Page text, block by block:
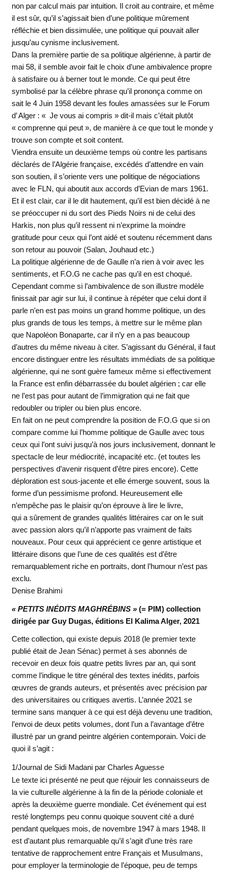
non par calcul mais par intuition. Il croit au contraire, et même
il est sûr, qu’il s’agissait bien d’une politique mûrement
réfléchie et bien dissimulée, une politique qui pouvait aller
jusqu’au cynisme inclusivement.
Dans la première partie de sa politique algérienne, à partir de
mai 58, il semble avoir fait le choix d’une ambivalence propre
à satisfaire ou à berner tout le monde. Ce qui peut être
symbolisé par la célèbre phrase qu’il prononça comme on
sait le 4 Juin 1958 devant les foules amassées sur le Forum
d’ Alger : « Je vous ai compris » dit-il mais c’était plutôt
« comprenne qui peut », de manière à ce que tout le monde y
trouve son compte et soit content.
Viendra ensuite un deuxième temps où contre les partisans
déclarés de l’Algérie française, excédés d’attendre en vain
son soutien, il s’oriente vers une politique de négociations
avec le FLN, qui aboutit aux accords d’Evian de mars 1961.
Et il est clair, car il le dit hautement, qu’il est bien décidé à ne
se préoccuper ni du sort des Pieds Noirs ni de celui des
Harkis, non plus qu’il ressent ni n’exprime la moindre
gratitude pour ceux qui l’ont aidé et soutenu récemment dans
son retour au pouvoir (Salan, Jouhaud etc.)
La politique algérienne de de Gaulle n’a rien à voir avec les
sentiments, et F.O.G ne cache pas qu’il en est choqué.
Cependant comme si l’ambivalence de son illustre modèle
finissait par agir sur lui, il continue à répéter que celui dont il
parle n’en est pas moins un grand homme politique, un des
plus grands de tous les temps, à mettre sur le même plan
que Napoléon Bonaparte, car il n’y en a pas beaucoup
d’autres du même niveau à citer. S’agissant du Général, il faut
encore distinguer entre les résultats immédiats de sa politique
algérienne, qui ne sont guère fameux même si effectivement
la France est enfin débarrassée du boulet algérien ; car elle
ne l’est pas pour autant de l’immigration qui ne fait que
redoubler ou tripler ou bien plus encore.
En fait on ne peut comprendre la position de F.O.G que si on
compare comme lui l’homme politique de Gaulle avec tous
ceux qui l’ont suivi jusqu’à nos jours inclusivement, donnant le
spectacle de leur médiocrité, incapacité etc. (et toutes les
perspectives d’avenir risquent d’être pires encore). Cette
déploration est sous-jacente et elle émerge souvent, sous la
forme d’un pessimisme profond. Heureusement elle
n’empêche pas le plaisir qu’on éprouve à lire le livre,
qui a sûrement de grandes qualités littéraires car on le suit
avec passion alors qu’il n’apporte pas vraiment de faits
nouveaux. Pour ceux qui apprécient ce genre artistique et
littéraire disons que l’une de ces qualités est d’être
remarquablement riche en portraits, dont l’humour n’est pas
exclu.
Denise Brahimi
« PETITS INÉDITS MAGHRÉBINS »(= PIM) collection
dirigée par Guy Dugas, éditions El Kalima Alger, 2021
Cette collection, qui existe depuis 2018 (le premier texte
publié était de Jean Sénac) permet à ses abonnés de
recevoir en deux fois quatre petits livres par an, qui sont
comme l’indique le titre général des textes inédits, parfois
œuvres de grands auteurs, et présentés avec précision par
des universitaires ou critiques avertis. L’année 2021 se
termine sans manquer à ce qui est déjà devenu une tradition,
l’envoi de deux petits volumes, dont l’un a l’avantage d’être
illustré par un grand peintre algérien contemporain. Voici de
quoi il s’agit :
1/Journal de Sidi Madani par Charles Aguesse
Le texte ici présenté ne peut que réjouir les connaisseurs de
la vie culturelle algérienne à la fin de la période coloniale et
après la deuxième guerre mondiale. Cet événement qui est
resté longtemps peu connu quoique souvent cité a duré
pendant quelques mois, de novembre 1947 à mars 1948. Il
est d’autant plus remarquable qu’il s’agit d’une très rare
tentative de rapprochement entre Français et Musulmans,
pour employer la terminologie de l’époque, peu de temps